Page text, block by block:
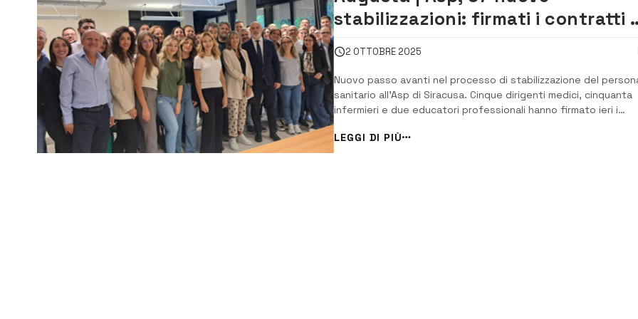
stabilizzazioni: firmati i contratti
tempo indeterminato
2 OTTOBRE 2025
Nuovo passo avanti nel processo di stabilizzazione del
sanitario all’Asp di Siracusa. Cinque dirigenti medici, cinquanta
infermieri e due educatori professionali hanno firmato ieri i
contratti a tempo indeterminato, completando la procedura
avviata nei mesi scorsi in base alla legge 234 del 2021. La firma
avvenuta durante una cerim...
LEGGI DI PIÙ